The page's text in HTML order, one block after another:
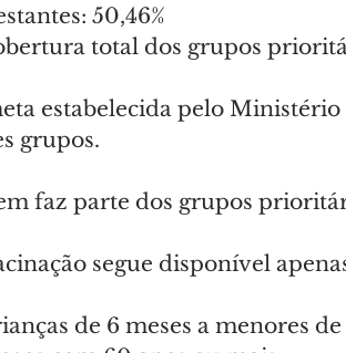
50,46%
total dos grupos
estabelecida pelo Ministério
grupos.
faz parte dos grupos
segue disponível
de 6 meses a menores